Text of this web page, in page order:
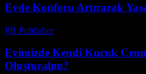
Evde Konforu Artırarak
PR Publisher-
Evimizde Kendi Kucuk
Oluşturalım?